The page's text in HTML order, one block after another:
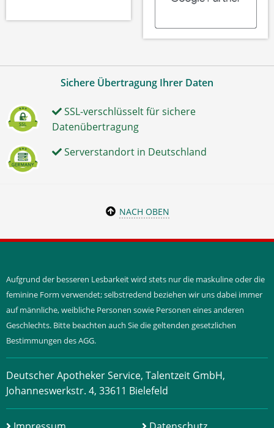
Sichere Übertragung Ihrer Daten
SSL-verschlüsselt für sichere
Datenübertragung
Serverstandort in Deutschland
NACH OBEN
Aufgrund der besseren Lesbarkeit wird stets nur die maskuline oder die
feminine Form verwendet; selbstredend beziehen wir uns dabei immer
auf männliche, weibliche Personen sowie Personen eines anderen
Geschlechts. Bitte beachten auch Sie die geltenden gesetzlichen
Bestimmungen des AGG.
Deutscher Apotheker Service, Talentzeit GmbH,
Johanneswerkstr. 4, 33611 Bielefeld